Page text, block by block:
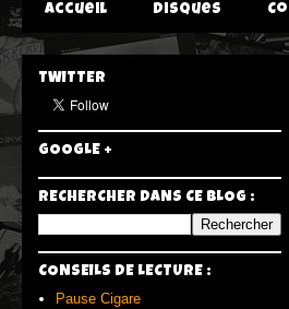
Accueil Disques
TWITTER
GOOGLE +
RECHERCHER DANS CE BLOG :
CONSEILS DE LECTURE :
Pause Cigare